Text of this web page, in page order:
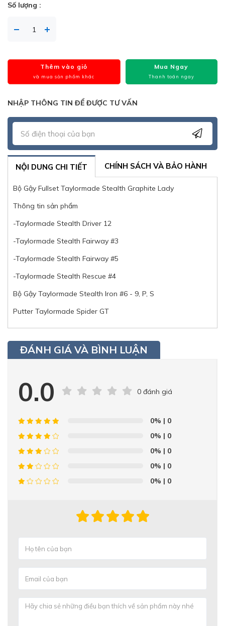
Số lượng :
Thêm vào giỏ
và mua sản phẩm khác
Mua Ngay
Thanh toán ngay
NHẬP THÔNG TIN ĐỂ ĐƯỢC TƯ VẤN
NỘI DUNG CHI TIẾT CHÍNH SÁCH VÀ BẢO HÀNH
Bộ Gậy Fullset Taylormade Stealth Graphite Lady
Thông tin sản phẩm
-Taylormade Stealth Driver 12
-Taylormade Stealth Fairway #3
-Taylormade Stealth Fairway #5
-Taylormade Stealth Rescue #4
Bộ Gậy Taylormade Stealth Iron #6 - 9, P, S
Putter Taylormade Spider GT
ĐÁNH GIÁ VÀ BÌNH LUẬN
0.0 0 đánh giá
0% | 0
0% | 0
0% | 0
0% | 0
0% | 0